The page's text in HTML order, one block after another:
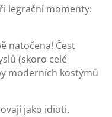
legrační momenty:
natočena! Čest
(skoro celé
moderních kostýmů
jako idioti.